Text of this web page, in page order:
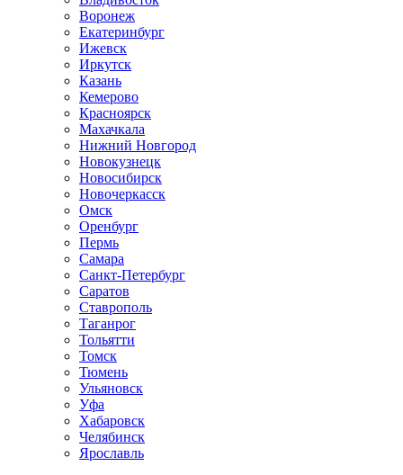
Воронеж
Екатеринбург
Ижевск
Иркутск
Казань
Кемерово
Красноярск
Махачкала
Нижний Новгород
Новокузнецк
Новосибирск
Новочеркаcск
Омск
Оренбург
Пермь
Самара
Санкт-Петербург
Саратов
Ставрополь
Таганрог
Тольятти
Томск
Тюмень
Ульяновск
Уфа
Хабаровск
Челябинск
Ярославль